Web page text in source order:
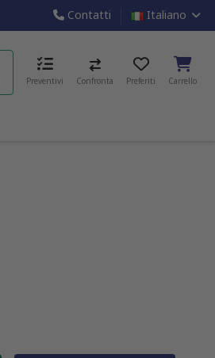
Contatti Italiano
Preventivi Confronta Preferiti Carrello